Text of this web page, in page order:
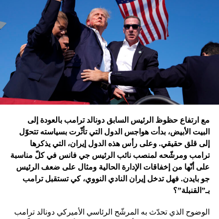
ترامب الذي أكّد أنّه سينهي الحروب
التي اندلعت في عهد بايدن، قد
يضغط على إسرائيل لوقف الحرب
في غزة
إدارة بايدن ونهاية منظومة.. وانتقام نتنياهو
فتح باباً كبيراً على تحوّلات جذرية في السياسة الأميركية وتعاطي
إسرائيل معها، أبرزها:
مع ارتفاع حظوظ الرئيس السابق دونالد ترامب بالعودة إلى
البيت الأبيض، بدأت هواجس الدول التي تأثّرت بسياسته تتحوّل
إلى قلق حقيقي. وعلى رأس هذه الدول إيران، التي يذكرها
ترامب ومرشّحه لمنصب نائب الرئيس جي فانس في كلّ مناسبة
على أنّها من إخفاقات الإدارة الحالية ومثال على ضعف الرئيس
جو بايدن. فهل تدخل إيران النادي النووي، كي تستقبل ترامب
بـ”القنبلة”؟
الوضوح الذي تحدّث به المرشّح الرئاسي الأميركي دونالد ترامب